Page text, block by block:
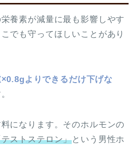
養素が減量に最も影響しやす
でも守ってほしいことがあり
×0.8gよりできるだけ下げな
になります。そのホルモンの
ストステロン」という男性ホ